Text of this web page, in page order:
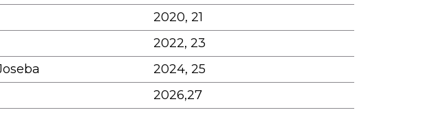
2020, 21
2022, 23
2024, 25
2026,27